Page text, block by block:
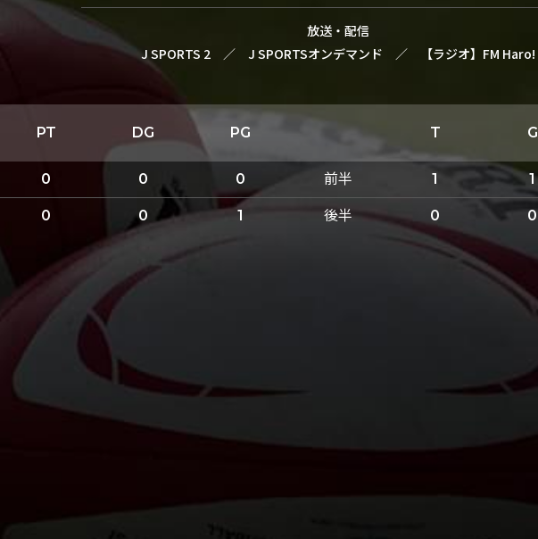
放送・配信
J SPORTS 2
／ J SPORTSオンデマンド ／ 【ラジオ】FM Haro!
PT DG PG T G
0 0 0 前半 1 1
0 0 1 後半 0 0